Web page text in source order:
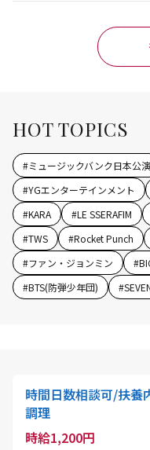
HOT TOPICS
#ミュージックバンク日本公演
#YGエンターテインメント
#KARA #LE SSERAFIM
#TWS #Rocket Punch
#ファン・ジョンミン #
#BTS(防弾少年団) #
時間日数相談可/扶養
調理
時給1,200円